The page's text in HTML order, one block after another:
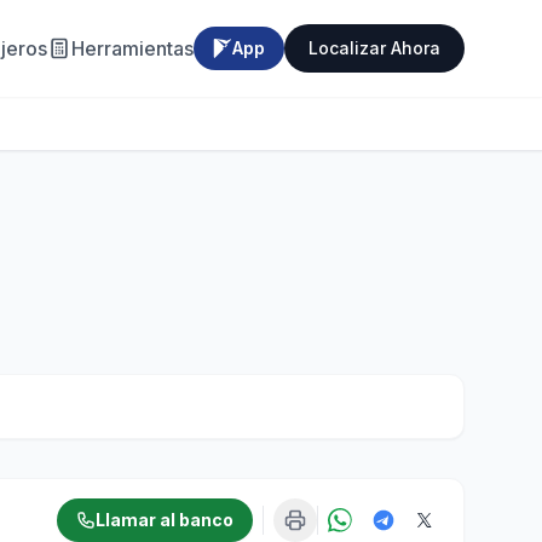
Herramientas App Localizar Ahora
Llamar al banco